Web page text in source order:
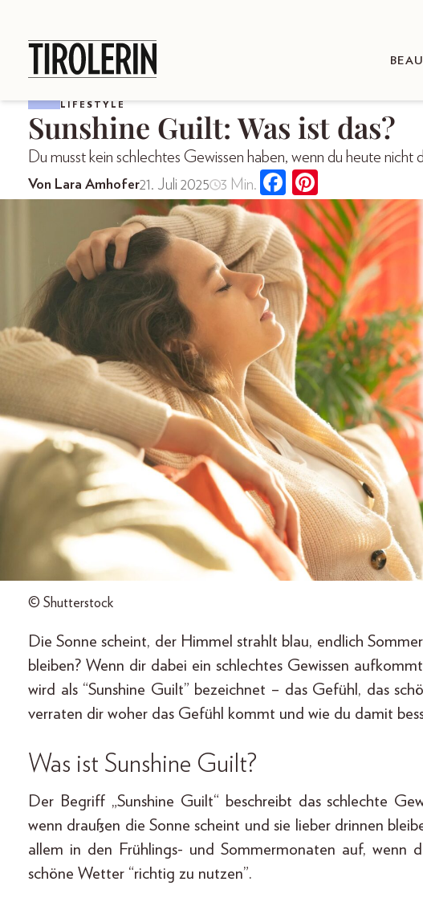
LIFESTYLE
Sunshine Guilt: Was ist das?
Du musst kein schlechtes Gewissen haben, wenn du heute
Von Lara Amhofer21. Juli 2025 3 Min.
© Shutterstock
Die Sonne scheint, der Himmel strahlt blau, endlich
bleiben? Wenn dir dabei ein schlechtes Gewissen
wird als “Sunshine Guilt” bezeichnet – das Gefühl, das
verraten dir woher das Gefühl kommt und wie du damit
Was ist Sunshine Guilt?
Der Begriff „Sunshine Guilt“ beschreibt das schlechte
wenn draußen die Sonne scheint und sie lieber drinnen
allem in den Frühlings- und Sommermonaten auf, wenn
schöne Wetter “richtig zu nutzen”.